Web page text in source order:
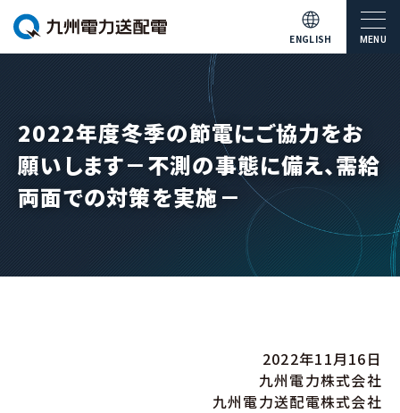
ENGLISH MENU
2022年度冬季の節電にご協力をお
願いします－不測の事態に備え、需給
両面での対策を実施－
2022年11月16日
九州電力株式会社
九州電力送配電株式会社